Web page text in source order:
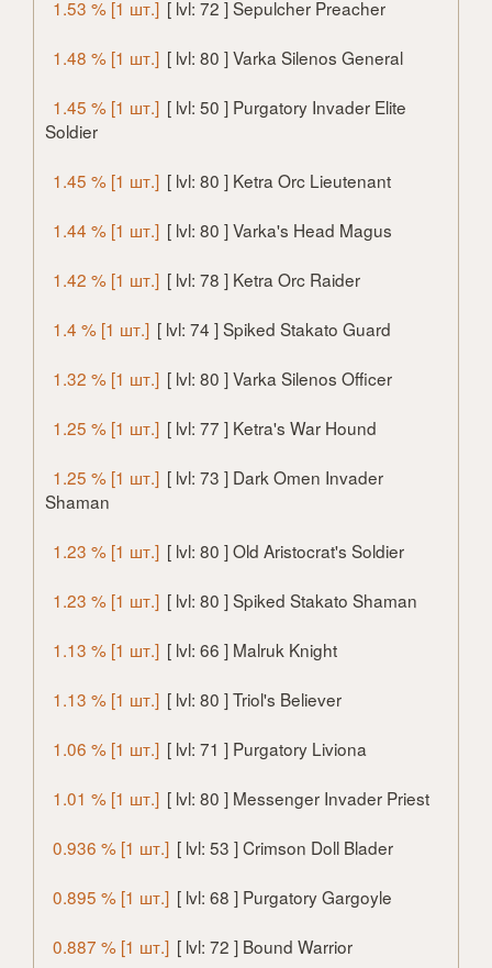
1.53 % [1 шт.] [ lvl: 72 ] Sepulcher Preacher
1.48 % [1 шт.] [ lvl: 80 ] Varka Silenos General
1.45 % [1 шт.] [ lvl: 50 ] Purgatory Invader Elite
Soldier
1.45 % [1 шт.] [ lvl: 80 ] Ketra Orc Lieutenant
1.44 % [1 шт.] [ lvl: 80 ] Varka's Head Magus
1.42 % [1 шт.] [ lvl: 78 ] Ketra Orc Raider
1.4 % [1 шт.] [ lvl: 74 ] Spiked Stakato Guard
1.32 % [1 шт.] [ lvl: 80 ] Varka Silenos Officer
1.25 % [1 шт.] [ lvl: 77 ] Ketra's War Hound
1.25 % [1 шт.] [ lvl: 73 ] Dark Omen Invader
Shaman
1.23 % [1 шт.] [ lvl: 80 ] Old Aristocrat's Soldier
1.23 % [1 шт.] [ lvl: 80 ] Spiked Stakato Shaman
1.13 % [1 шт.] [ lvl: 66 ] Malruk Knight
1.13 % [1 шт.] [ lvl: 80 ] Triol's Believer
1.06 % [1 шт.] [ lvl: 71 ] Purgatory Liviona
1.01 % [1 шт.] [ lvl: 80 ] Messenger Invader Priest
0.936 % [1 шт.] [ lvl: 53 ] Crimson Doll Blader
0.895 % [1 шт.] [ lvl: 68 ] Purgatory Gargoyle
0.887 % [1 шт.] [ lvl: 72 ] Bound Warrior